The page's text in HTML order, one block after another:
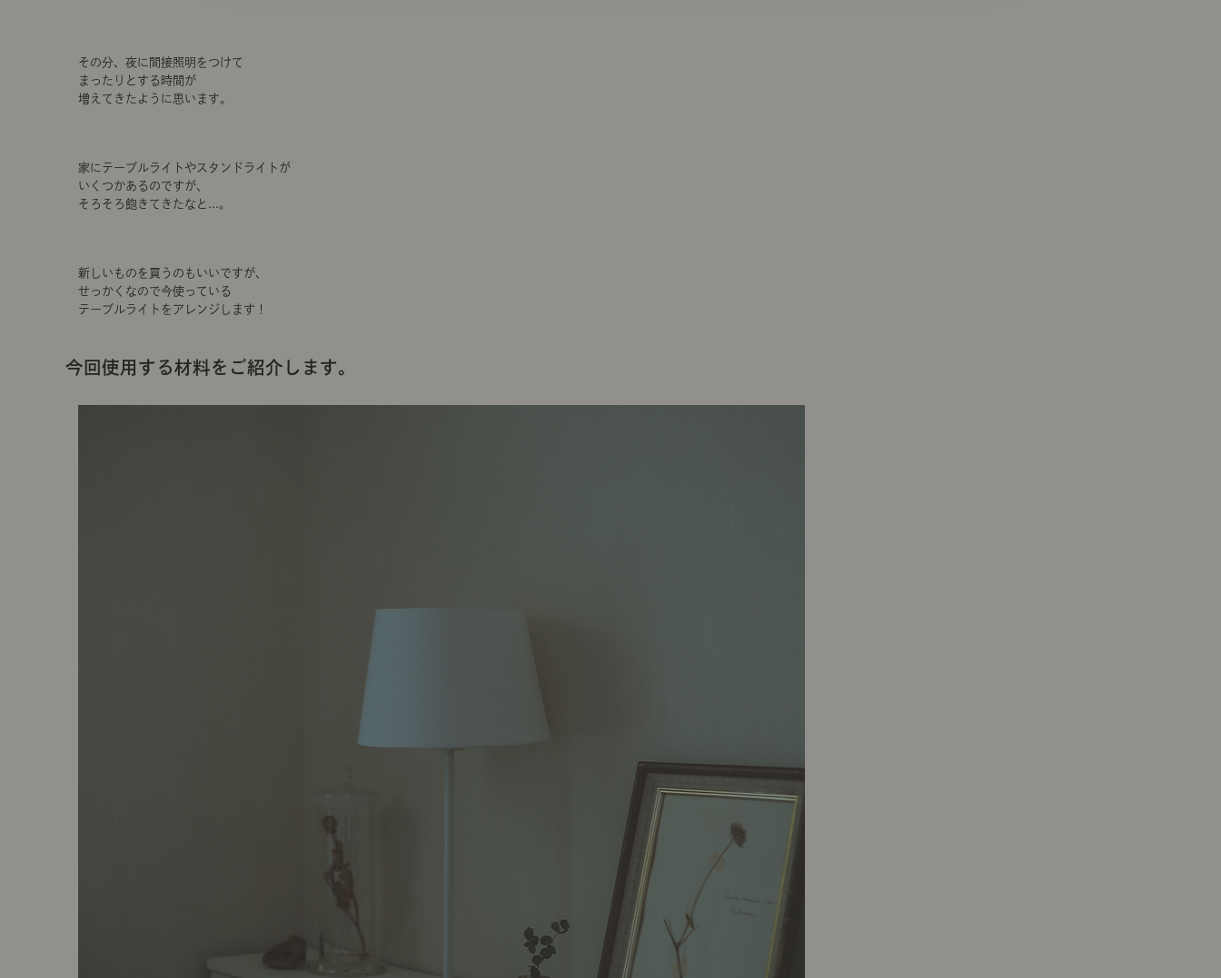
その分、夜に間接照明をつけて
まったりとする時間が
増えてきたように思います。
家にテーブルライトやスタンドライトが
いくつかあるのですが、
そろそろ飽きてきたなと...。
新しいものを買うのもいいですが、
せっかくなので今使っている
テーブルライトをアレンジします！
今回使用する材料をご紹介します。